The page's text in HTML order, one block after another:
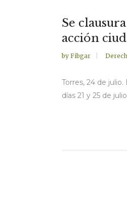
Se
acción
by Fibgar
Torres, 24 de
días 21 y 25 de